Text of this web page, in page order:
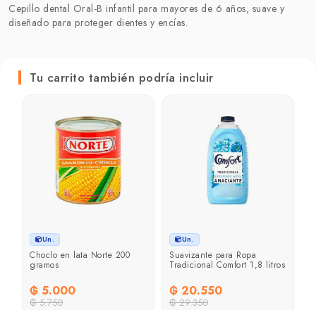
Cepillo dental Oral-B infantil para mayores de 6 años, suave y
diseñado para proteger dientes y encías.
Tu carrito también podría incluir
Un.
Choclo en lata Norte 200
gramos
₲ 5.000
₲ 5.750
Un.
Suavizante para Ropa
Tradicional Comfort 1,8 litros
₲ 20.550
₲ 29.350